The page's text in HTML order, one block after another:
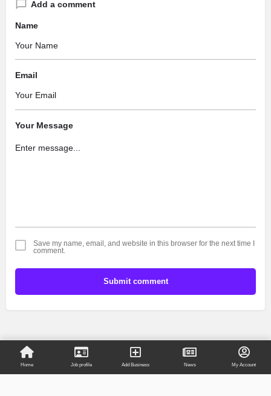
Add a comment
Name
Email
Your Message
Save my name, email, and website in this browser for the next time I
comment.
Submit comment
Home Job profile Add Business News My Account